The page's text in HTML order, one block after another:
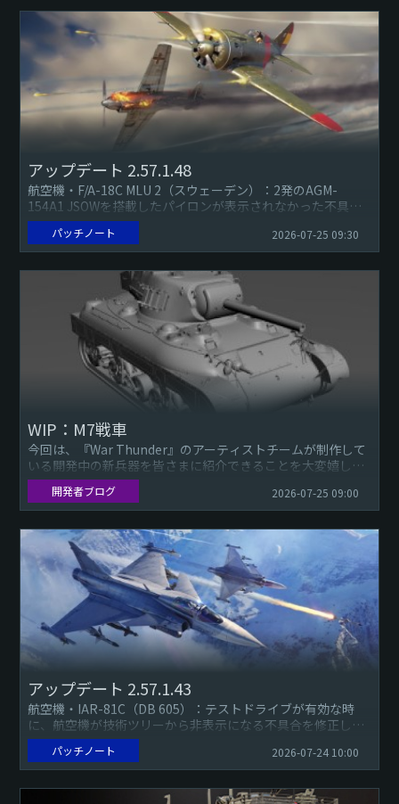
アップデート 2.57.1.48
航空機・F/A-18C MLU 2（スウェーデン）：2発のAGM-
154A1 JSOWを搭載したパイロンが表示されなかった不具合
を修正しました（報告）。・I-16 5型：空中でスポ...
パッチノート 2026-07-25 09:30
WIP：M7戦車
今回は、『War Thunder』のアーティストチームが制作して
いる開発中の新兵器を皆さまに紹介できることを大変嬉しく
思います。これはアメリカのM7中戦車で、シャーマンと並行
して開...
開発者ブログ 2026-07-25 09:00
アップデート 2.57.1.43
航空機・IAR-81C（DB 605）：テストドライブが有効な時
に、航空機が技術ツリーから非表示になる不具合を修正しま
した（報告）。・☢MiG-29SMT（9-19）： 利用可能な...
パッチノート 2026-07-24 10:00